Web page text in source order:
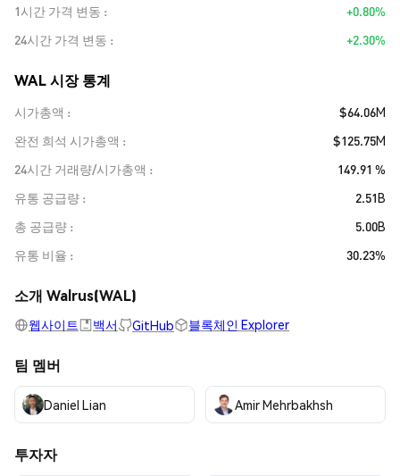
1시간 가격 변동
+0.80%
24시간 가격 변동
+2.30%
WAL 시장 통계
시가총액
$64.06M
완전 희석 시가총액
$125.75M
24시간 거래량/시가총액
149.91 %
유통 공급량
2.51B
총 공급량
5.00B
유통 비율
30.23%
소개 Walrus(WAL)
웹사이트 백서 GitHub 블록체인 Explorer
팀 멤버
Daniel Lian Amir Mehrbakhsh
투자자